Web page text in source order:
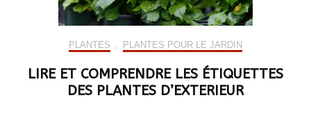
PLANTES , PLANTES POUR LE JARDIN
LIRE ET COMPRENDRE LES ÉTIQUETTES
DES PLANTES D’EXTERIEUR